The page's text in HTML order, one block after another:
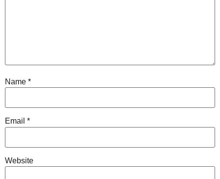
Name *
Email *
Website